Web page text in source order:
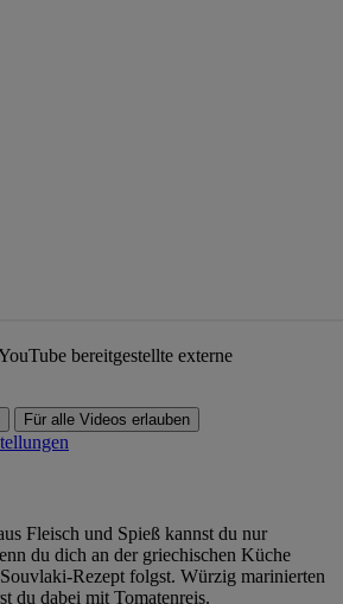
bereitgestellte externe
Für alle Videos erlauben
Fleisch und Spieß kannst du nur
du dich an der griechischen Küche
Rezept folgst. Würzig marinierten
du dabei mit Tomatenreis.